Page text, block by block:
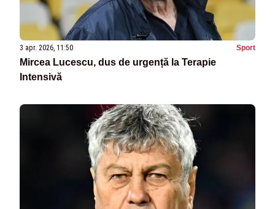
3 apr. 2026, 11:50 Sport
Mircea Lucescu, dus de urgență la Terapie
Intensivă